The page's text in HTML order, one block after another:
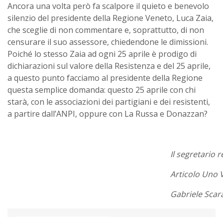
Ancora una volta però fa scalpore il quieto e benevolo
silenzio del presidente della Regione Veneto, Luca Zaia,
che sceglie di non commentare e, soprattutto, di non
censurare il suo assessore, chiedendone le dimissioni.
Poiché lo stesso Zaia ad ogni 25 aprile è prodigo di
dichiarazioni sul valore della Resistenza e del 25 aprile,
a questo punto facciamo al presidente della Regione
questa semplice domanda: questo 25 aprile con chi
starà, con le associazioni dei partigiani e dei resistenti,
a partire dall’ANPI, oppure con La Russa e Donazzan?
Il segretario
Articolo Uno
Gabriele